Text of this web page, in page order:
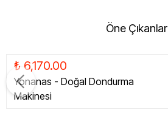
Öne Çıkanlar
₺ 6,170.00
Yonanas - Doğal Dondurma
Makinesi